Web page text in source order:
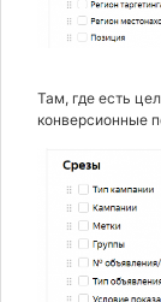
Там, где есть
конверсионные